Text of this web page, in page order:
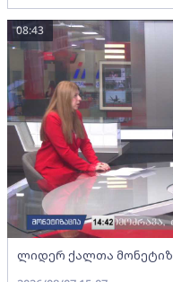
ლიდერ ქალთა
08:43